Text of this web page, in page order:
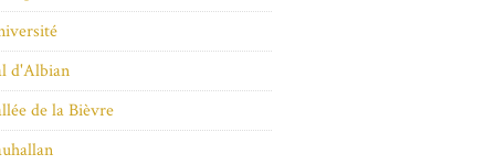
d'Albian
de la Bièvre